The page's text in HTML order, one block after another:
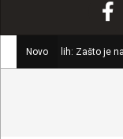
Novo
Zašto je